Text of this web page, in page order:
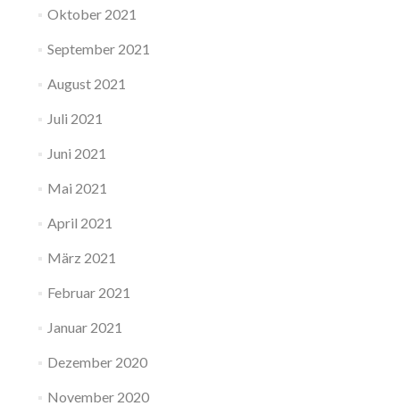
Oktober 2021
September 2021
August 2021
Juli 2021
Juni 2021
Mai 2021
April 2021
März 2021
Februar 2021
Januar 2021
Dezember 2020
November 2020